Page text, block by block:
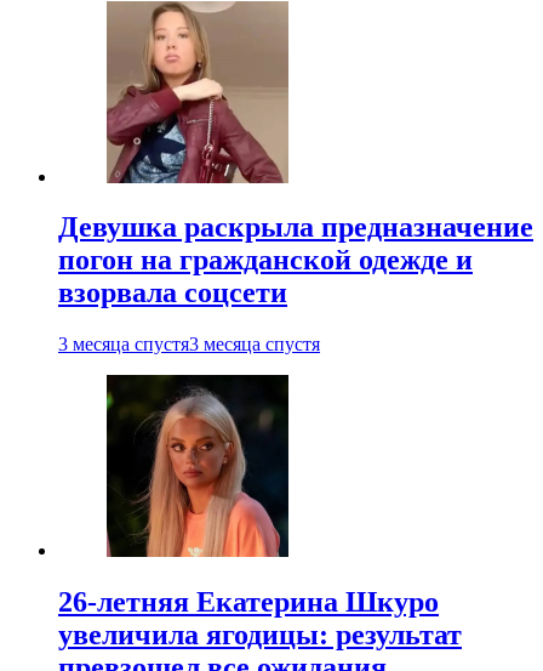
Девушка раскрыла предназначение
погон на гражданской одежде и
взорвала соцсети
3 месяца спустя3 месяца спустя
26-летняя Екатерина Шкуро
увеличила ягодицы: результат